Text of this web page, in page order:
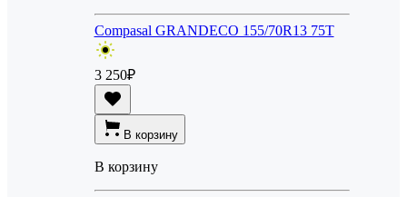
Compasal GRANDECO 155/70R13 75T
3 250₽
В корзину
В корзину